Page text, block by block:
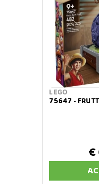
LEGO
75647 -
€